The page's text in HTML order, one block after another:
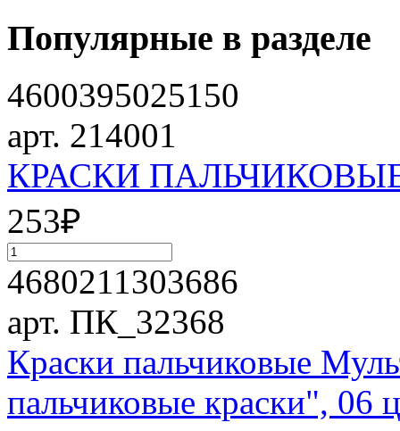
Популярные в разделе
4600395025150
арт. 214001
КРАСКИ
253₽
4680211303686
арт. ПК_32368
Краски пальчиковые
пальчиковые краски",